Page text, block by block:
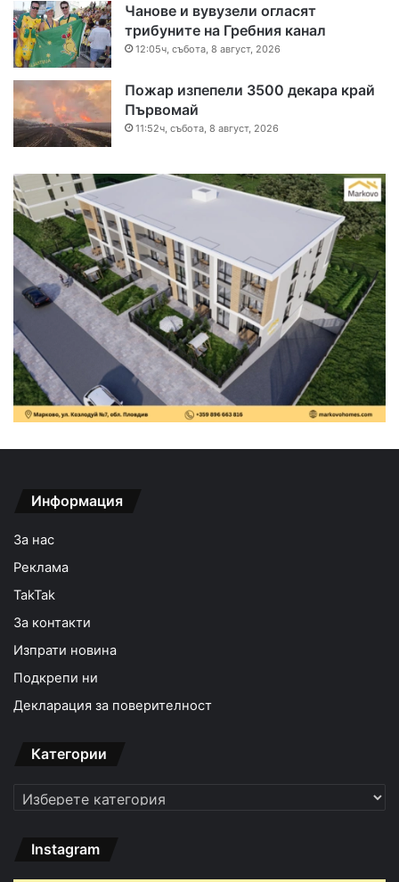
Чанове и вувузели огласят
трибуните на Гребния канал
12:05ч, събота, 8 август, 2026
Пожар изпепели 3500 декара край
Първомай
11:52ч, събота, 8 август, 2026
Информация
За нас
Реклама
TakTak
За контакти
Изпрати новина
Подкрепи ни
Декларация за поверителност
Категории
Категории
Instagram